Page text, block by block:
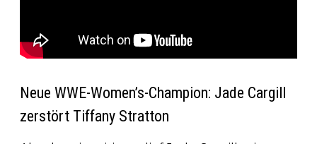
Neue WWE-Women’s-Champion: Jade Cargill
zerstört Tiffany Stratton